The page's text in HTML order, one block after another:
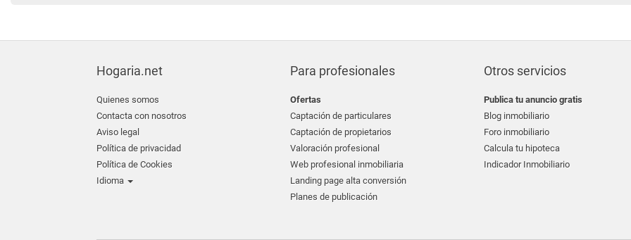
Hogaria.net
Quienes somos
Contacta con nosotros
Aviso legal
Política de privacidad
Política de Cookies
Idioma
Para profesionales
Ofertas
Captación de particulares
Captación de propietarios
Valoración profesional
Web profesional inmobiliaria
Landing page alta conversión
Planes de publicación
Otros servicios
Publica tu anuncio gratis
Blog inmobiliario
Foro inmobiliario
Calcula tu hipoteca
Indicador Inmobiliario